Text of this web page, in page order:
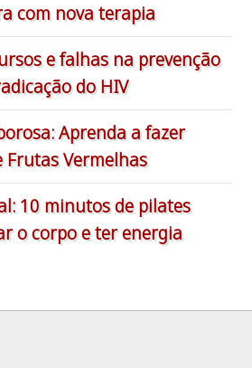
com nova terapia
e falhas na prevenção
do HIV
Aprenda a fazer
Frutas Vermelhas
10 minutos de pilates
o corpo e ter energia